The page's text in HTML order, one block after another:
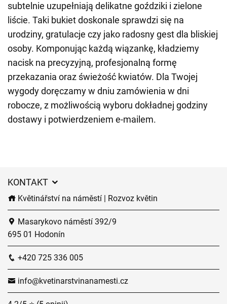
subtelnie uzupełniają delikatne goździki i zielone
liście. Taki bukiet doskonale sprawdzi się na
urodziny, gratulacje czy jako radosny gest dla bliskiej
osoby. Komponując każdą wiązankę, kładziemy
nacisk na precyzyjną, profesjonalną formę
przekazania oraz świeżość kwiatów. Dla Twojej
wygody doręczamy w dniu zamówienia w dni
robocze, z możliwością wyboru dokładnej godziny
dostawy i potwierdzeniem e-mailem.
KONTAKT
Květinářství na náměstí | Rozvoz květin
Masarykovo náměstí 392/9
695 01 Hodonín
+420 725 336 005
info@kvetinarstvinanamesti.cz